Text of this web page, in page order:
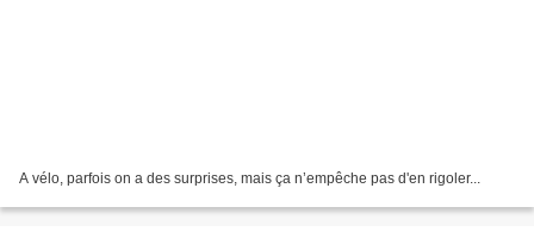
A vélo, parfois on a des surprises, mais ça n’empêche pas d'en rigoler...